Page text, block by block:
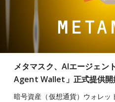
メタマスク、AIエージェン
Agent Wallet」正式提供開
暗号資産（仮想通貨）ウォレッ